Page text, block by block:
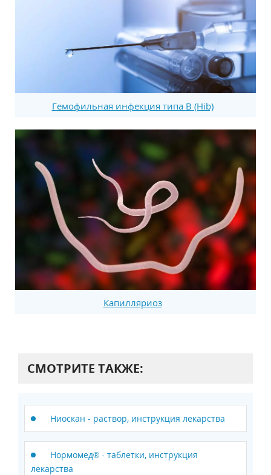
Гемофильная инфекция типа В (Hib)
Капилляриоз
СМОТРИТЕ ТАКЖЕ:
Ниоскан - раствор, инструкция лекарства
Нормомед® - таблетки, инструкция
лекарства